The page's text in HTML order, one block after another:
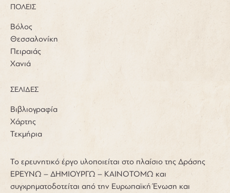
ΠΟΛΕΙΣ
Βόλος
Θεσσαλονίκη
Πειραιάς
Χανιά
ΣΕΛΙΔΕΣ
Βιβλιογραφία
Χάρτης
Τεκμήρια
Το ερευνητικό έργο υλοποιείται στο πλαίσιο της Δράσης
ΕΡΕΥΝΩ – ΔΗΜΙΟΥΡΓΩ – ΚΑΙΝΟΤΟΜΩ και
συγχρηματοδοτείται από την Ευρωπαϊκή Ένωση και